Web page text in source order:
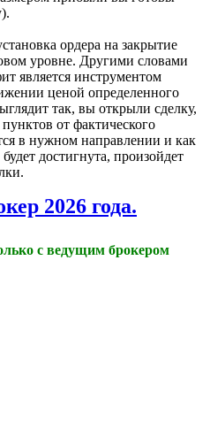
ордера на закрытие
уровне. Другими словами
является инструментом
ценой определенного
так, вы открыли сделку,
от фактического
в нужном направлении и как
достигнута, произойдет
2026 года.
с ведущим брокером